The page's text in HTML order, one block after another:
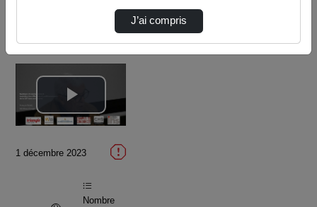
Lire
la
vidéo
1 décembre 2023
Nombre
J’ai compris